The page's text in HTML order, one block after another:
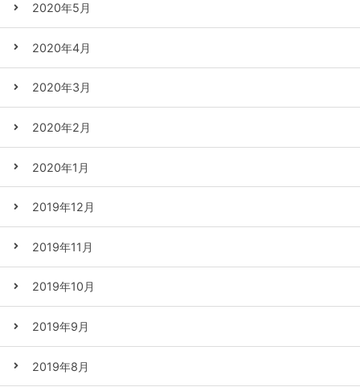
2020年5月
2020年4月
2020年3月
2020年2月
2020年1月
2019年12月
2019年11月
2019年10月
2019年9月
2019年8月